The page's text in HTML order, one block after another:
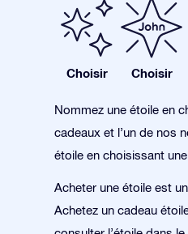
Choisir Choisir
Nommez une étoile en
cadeaux et l’un de nos
étoile en choisissant
Acheter une étoile est
Achetez un cadeau